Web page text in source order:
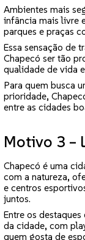
Ambientes mais
infância mais livre
parques e praças
Essa sensação de
Chapecó ser tão
qualidade de vida
Para quem busca
prioridade,
entre as cidades
Motivo 3 –
Chapecó é uma
com a natureza,
e centros
juntos.
Entre os destaques
da cidade, com
quem gosta de